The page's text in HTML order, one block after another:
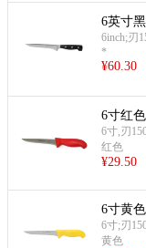
6英寸
6inch;刃
总长
*
¥60.30
6寸红
6寸,刃
MM
红色
¥29.50
6寸黄
6寸;刃
长280mm
黄色